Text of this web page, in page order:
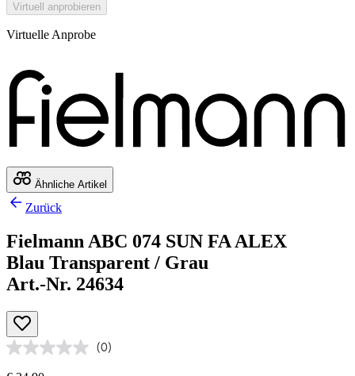
Virtuell anprobieren
Virtuelle Anprobe
Ähnliche Artikel
Zurück
Fielmann ABC 074 SUN FA ALEX
Blau Transparent / Grau
Art.-Nr. 24634
(0)